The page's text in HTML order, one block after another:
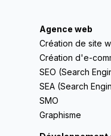
Agence web
Création de site
Création d'e-
SEO (Search
SEA (Search
SMO
Graphisme